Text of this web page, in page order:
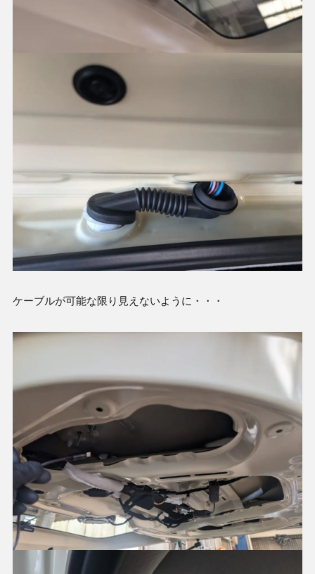
ケーブルが可能な限り見えないように・・・